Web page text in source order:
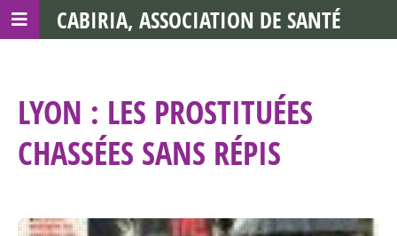
LYON : LES PROSTITUÉES
CHASSÉES SANS RÉPIS
CABIRIA, ASSOCIATION DE SANTÉ